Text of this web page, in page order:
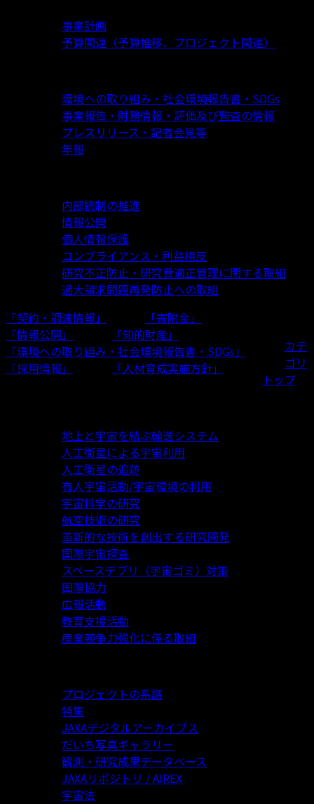
事業計画
予算関連（予算推移、プロジェクト関連）
環境への取り組み・社会環境報告書・SDGs
事業報告・財務情報・評価及び監査の情報
プレスリリース・記者会見等
年報
内部統制の推進
情報公開
個人情報保護
コンプライアンス・利益相反
研究不正防止・研究費適正管理に関する取組
過大請求問題再発防止への取組
「契約・調達情報」
「寄附金」
「情報公開」
「知的財産」
「環境への取り組み・社会環境報告書・SDGs」
「採用情報」
「人材育成実施方針」
カテ
ゴリ
トップ
地上と宇宙を結ぶ輸送システム
人工衛星による宇宙利用
人工衛星の追跡
有人宇宙活動/宇宙環境の利用
宇宙科学の研究
航空技術の研究
革新的な技術を創出する研究開発
国際宇宙探査
スペースデブリ（宇宙ゴミ）対策
国際協力
広報活動
教育支援活動
産業競争力強化に係る取組
プロジェクトの系譜
特集
JAXAデジタルアーカイブス
だいち写真ギャラリー
観測・研究成果データベース
JAXAリポジトリ / AIREX
宇宙法